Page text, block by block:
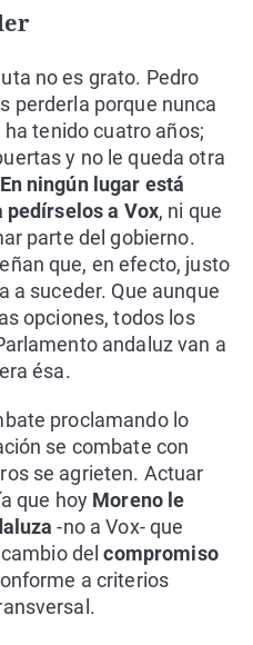
no es grato. Pedro
perderla porque nunca
ha tenido cuatro años;
y no le queda otra
En ningún lugar está
pedírselos a Vox, ni que
parte del gobierno.
que, en efecto, justo
a suceder. Que aunque
opciones, todos los
andaluz van a
ésa.
proclamando lo
se combate con
se agrieten. Actuar
que hoy Moreno le
-no a Vox- que
delcompromiso
a criterios